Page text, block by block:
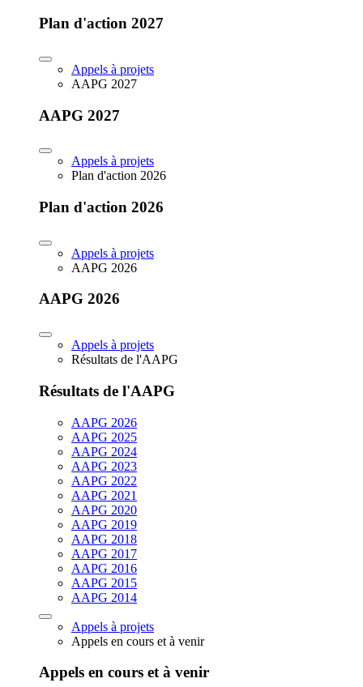
Plan d'action 2027
Appels à projets
AAPG 2027
AAPG 2027
Appels à projets
Plan d'action 2026
Plan d'action 2026
Appels à projets
AAPG 2026
AAPG 2026
Appels à projets
Résultats de l'AAPG
Résultats de l'AAPG
AAPG 2026
AAPG 2025
AAPG 2024
AAPG 2023
AAPG 2022
AAPG 2021
AAPG 2020
AAPG 2019
AAPG 2018
AAPG 2017
AAPG 2016
AAPG 2015
AAPG 2014
Appels à projets
Appels en cours et à venir
Appels en cours et à venir